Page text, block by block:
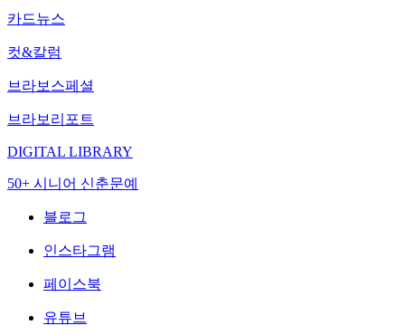
카드뉴스
컷&칼럼
브라보스페셜
브라보리포트
DIGITAL LIBRARY
50+ 시니어 신춘문예
블로그
인스타그램
페이스북
유튜브